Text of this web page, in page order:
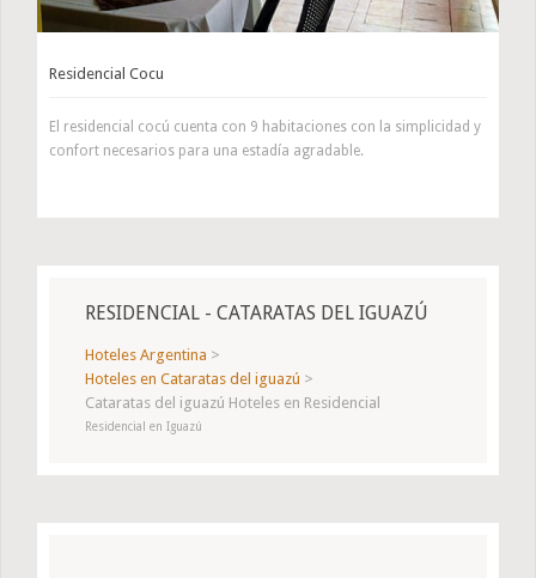
Residencial Cocu
El residencial cocú cuenta con 9 habitaciones con la simplicidad y
confort necesarios para una estadía agradable.
RESIDENCIAL - CATARATAS DEL IGUAZÚ
Hoteles Argentina >
Hoteles en Cataratas del iguazú >
Cataratas del iguazú Hoteles en Residencial
Residencial en Iguazú